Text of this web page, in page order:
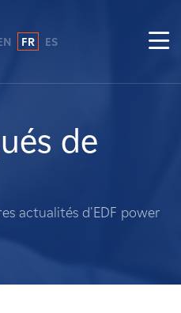
FR ES
de
actualités d'EDF power